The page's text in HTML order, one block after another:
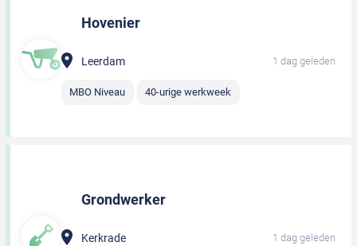
Hovenier
Leerdam 1 dag geleden
MBO Niveau 40-urige werkweek
Grondwerker
Kerkrade 1 dag geleden